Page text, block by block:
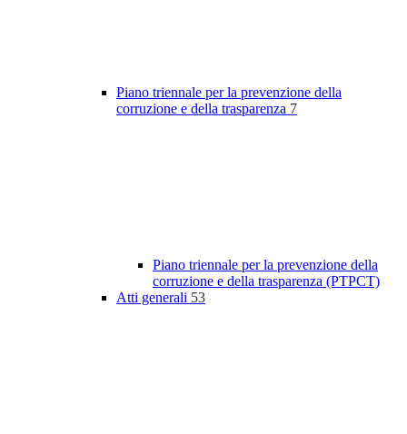
Piano triennale per la prevenzione della
corruzione e della trasparenza 7
Piano triennale per la prevenzione della
corruzione e della trasparenza (PTPCT)
Atti generali 53